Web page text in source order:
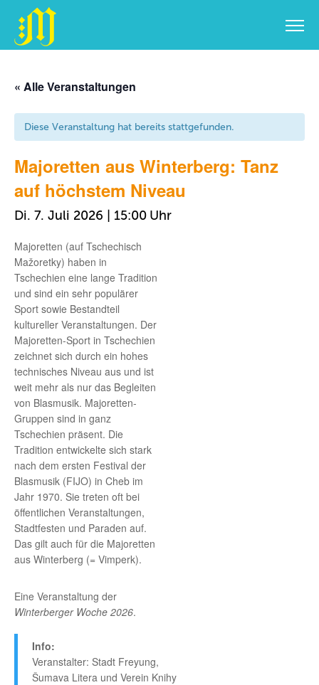
springen
« Alle Veranstaltungen
Diese Veranstaltung hat bereits stattgefunden.
Majoretten aus Winterberg: Tanz
auf höchstem Niveau
Di. 7. Juli 2026 | 15:00
Majoretten (auf Tschechisch
Mažoretky) haben in
Tschechien eine lange Tradition
und sind ein sehr populärer
Sport sowie Bestandteil
kultureller Veranstaltungen. Der
Majoretten-Sport in Tschechien
zeichnet sich durch ein hohes
technisches Niveau aus und ist
weit mehr als nur das Begleiten
von Blasmusik. Majoretten-
Gruppen sind in ganz
Tschechien präsent. Die
Tradition entwickelte sich stark
nach dem ersten Festival der
Blasmusik (FIJO) in Cheb im
Jahr 1970. Sie treten oft bei
öffentlichen Veranstaltungen,
Stadtfesten und Paraden auf.
Das gilt auch für die Majoretten
aus Winterberg (= Vimperk).
Eine Veranstaltung der
Winterberger Woche 2026.
Info:
Veranstalter: Stadt Freyung,
Šumava Litera und Verein Knihy